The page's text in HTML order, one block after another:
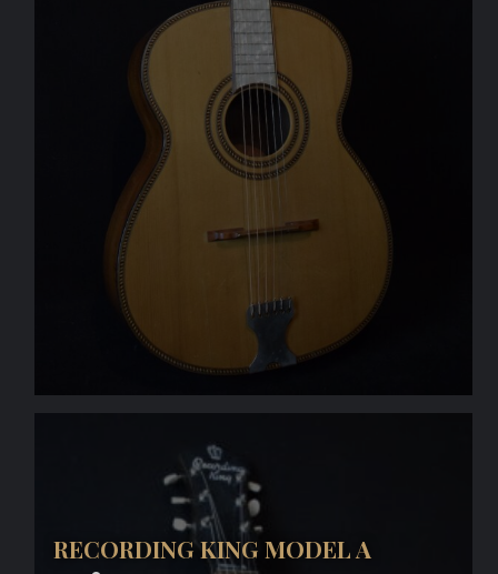
RECORDING KING MODEL A